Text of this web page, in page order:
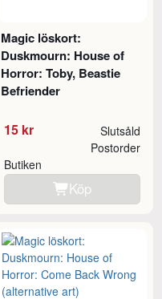
Magic löskort:
Duskmourn: House of
Horror: Toby, Beastie
Befriender
15 kr Slutsåld
Butiken
Postorder
Köp